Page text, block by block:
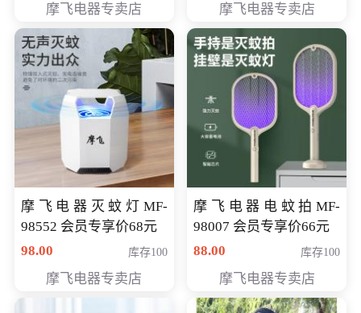
摩飞电器专卖店 摩飞电器专卖店
摩飞电器灭蚊灯MF-
98552 会员专享价68元
98.00
库存100
摩飞电器专卖店
摩飞电器电蚊拍MF-
98007 会员专享价66元
88.00
库存100
摩飞电器专卖店